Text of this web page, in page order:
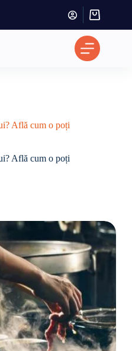
Coș
de
Află cum o poți
Află cum o poți